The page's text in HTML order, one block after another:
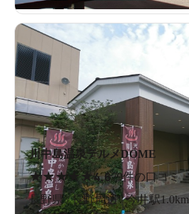
川中島温泉テルメDOME
★★★★★4.679件の口コミ
長野県 / 長野周辺 / 今井駅1.0km